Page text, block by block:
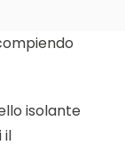
isolante
il